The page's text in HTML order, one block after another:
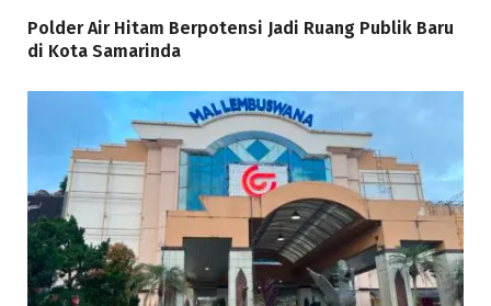
Polder Air Hitam Berpotensi Jadi Ruang Publik Baru
di Kota Samarinda